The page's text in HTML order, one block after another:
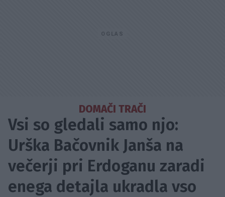
DOMAČI TRAČI
Vsi so gledali samo njo:
Urška Bačovnik Janša na
večerji pri Erdoganu zaradi
enega detajla ukradla vso